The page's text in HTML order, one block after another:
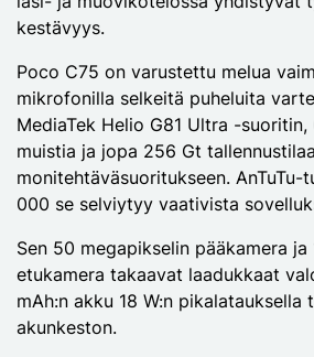
kestävyys.
Poco C75 on varustettu melua
mikrofonilla selkeitä puheluita
MediaTek Helio G81 Ultra -
muistia ja jopa 256 Gt
monitehtäväsuoritukseen. AnTuTu-
000 se selviytyy vaativista
Sen 50 megapikselin pääkamera ja
etukamera takaavat laadukkaat
mAh:n akku 18 W:n pikalatauksella
akunkeston.